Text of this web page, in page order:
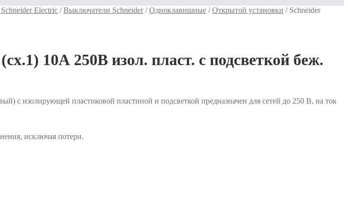
Electric /Выключатели Schneider/Одноклавишные /Открытой установки / Schneider
10А 250В изол. пласт. с подсветкой беж.
с изолирующей пластиковой пластиной и подсветкой предназначен для сетей до 250 В, на ток
исключая потери.